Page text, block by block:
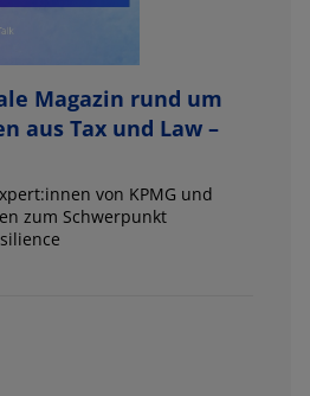
Magazin rund um
aus Tax und Law –
von KPMG und
zum Schwerpunkt